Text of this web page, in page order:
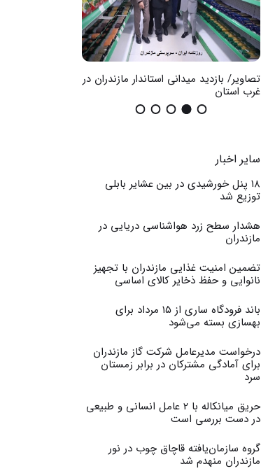
تصاویر/ بازدید میدانی استاندار مازندران در
غرب استان
سایر اخبار
۱۸ پنل خورشیدی در بین عشایر بابلی
توزیع شد
هشدار سطح زرد هواشناسی دریایی در
مازندران
تضمین امنیت غذایی مازندران با تجهیز
نانوایی و حفظ ذخایر کالای اساسی
باند فرودگاه ساری از ۱۵ مرداد برای
بهسازی بسته می‌شود
درخواست مدیرعامل شرکت گاز مازندران
برای آمادگی مشترکان در برابر زمستان
سرد
حریق میانکاله با 2 عامل انسانی و طبیعی
در دست بررسی است
گروه سازمان‌یافته قاچاق چوب در نور
مازندران منهدم شد